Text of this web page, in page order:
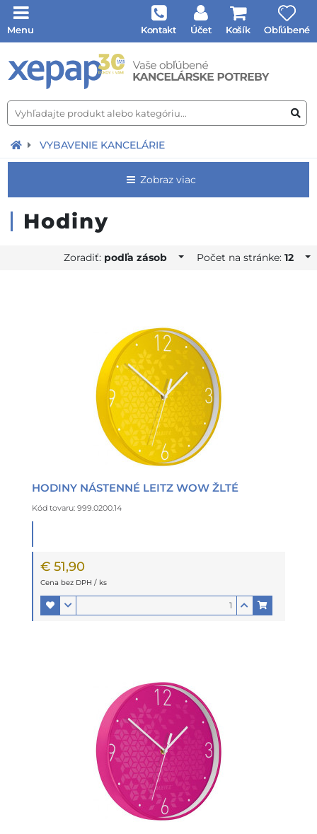
Menu Kontakt Účet Košík Obľúbené
VYBAVENIE KANCELÁRIE
Zobraz viac
Hodiny
Zoradiť: podľa zásob Počet na stránke:12
HODINY NÁSTENNÉ LEITZ WOW ŽLTÉ
Kód tovaru: 999.0200.14
€ 51,90
Cena bez DPH / ks